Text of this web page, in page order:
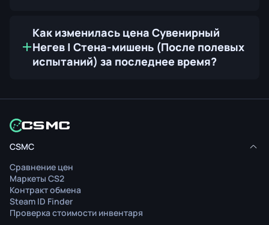
Как изменилась цена Сувенирный
Негев | Стена-мишень (После полевых
испытаний) за последнее время?
CSMC
Сравнение цен
Маркеты CS2
Контракт обмена
Steam ID Finder
Проверка стоимости инвентаря